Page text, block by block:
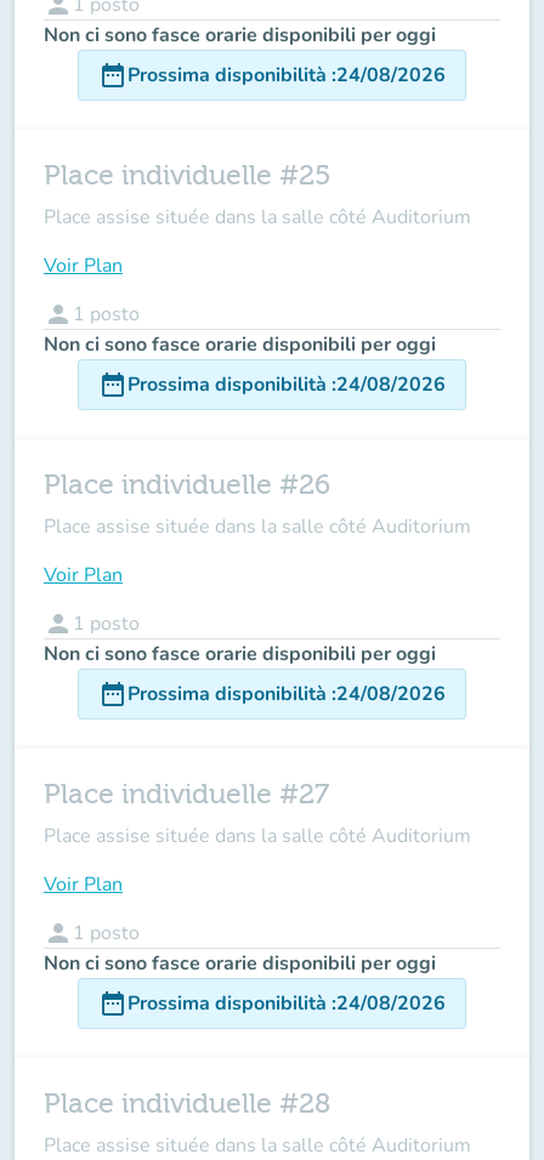
Non ci sono fasce orarie disponibili per oggi
date_rangeProssima disponibilità :24/08/2026
Place individuelle #25
Place assise située dans la salle côté Auditorium
Voir Plan
person 1 posto
Non ci sono fasce orarie disponibili per oggi
date_rangeProssima disponibilità :24/08/2026
Place individuelle #26
Place assise située dans la salle côté Auditorium
Voir Plan
person 1 posto
Non ci sono fasce orarie disponibili per oggi
date_rangeProssima disponibilità :24/08/2026
Place individuelle #27
Place assise située dans la salle côté Auditorium
Voir Plan
person 1 posto
Non ci sono fasce orarie disponibili per oggi
date_rangeProssima disponibilità :24/08/2026
Place individuelle #28
Place assise située dans la salle côté Auditorium